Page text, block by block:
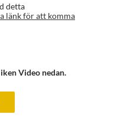
detta
länk för att komma
Video nedan.